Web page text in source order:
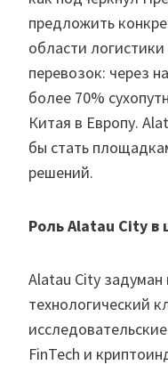
предложить
области
перевозок: через
более 70%
Китая в Европу.
бы стать
решений.
Роль Alatau City в
Alatau City
технологический
FinTech и